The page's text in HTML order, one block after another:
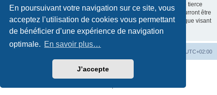
En poursuivant votre navigation sur ce site, vous
acceptez l’utilisation de cookies vous permettant
de bénéficier d’une expérience de navigation
optimale. En savoir plus…
J’accepte
de données. Bien que ces informations ne seront pas diffusées à une tierce
partie sans votre consentement, ni « Forum Micro », ni phpBB, ne pourront être
tenus comme responsables en cas de tentative de piratage informatique visant
à compromettre vos données.
UTC+02:00
phpBB® Forum Software © phpBB Limited
©